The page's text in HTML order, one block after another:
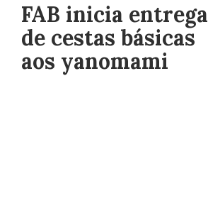
FAB inicia entrega
de cestas básicas
aos yanomami